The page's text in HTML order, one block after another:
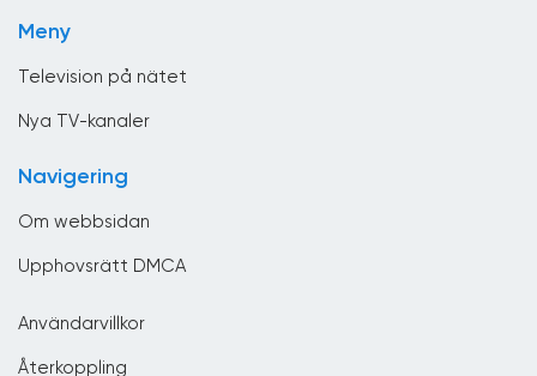
Ecuador
Meny
Television på nätet
Nya TV-kanaler
Navigering
Om webbsidan
Upphovsrätt DMCA
Användarvillkor
Återkoppling